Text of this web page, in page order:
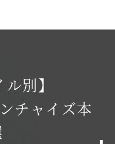
別】
チャイズ本